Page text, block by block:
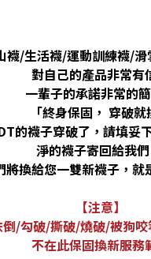
襪/生活襪/運動訓練襪/滑
對自己的產品非常有
一輩子的承諾非常的簡
「終身保固， 穿破就
的襪子穿破了，請填妥
淨的襪子寄回給我們
將換給您一雙新襪子，就
【注意】
/勾破/撕破/燒破/被狗
不在此保固換新服務